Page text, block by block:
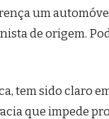
um
de origem.
tem sido claro
que impede